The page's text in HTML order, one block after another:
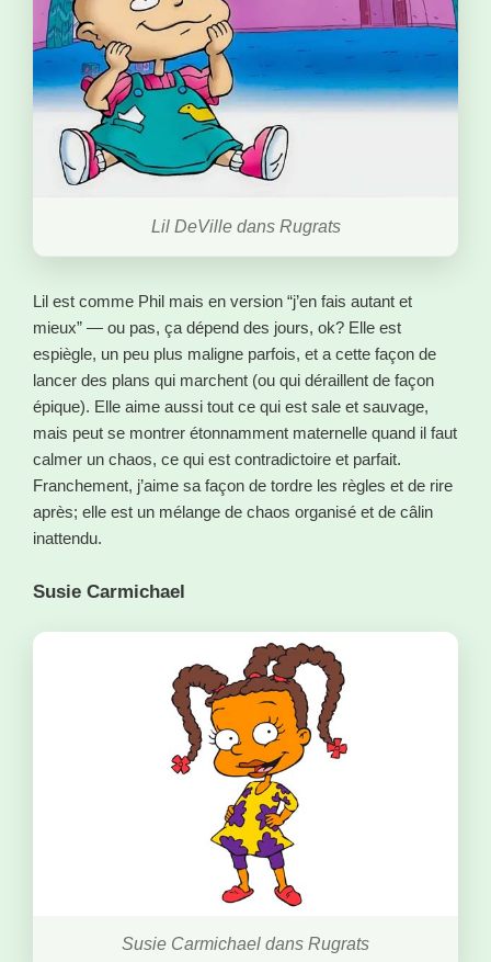
Lil DeVille dans Rugrats
Lil est comme Phil mais en version “j’en fais autant et
mieux” — ou pas, ça dépend des jours, ok? Elle est
espiègle, un peu plus maligne parfois, et a cette façon de
lancer des plans qui marchent (ou qui déraillent de façon
épique). Elle aime aussi tout ce qui est sale et sauvage,
mais peut se montrer étonnamment maternelle quand il faut
calmer un chaos, ce qui est contradictoire et parfait.
Franchement, j’aime sa façon de tordre les règles et de rire
après; elle est un mélange de chaos organisé et de câlin
inattendu.
Susie Carmichael
Susie Carmichael dans Rugrats